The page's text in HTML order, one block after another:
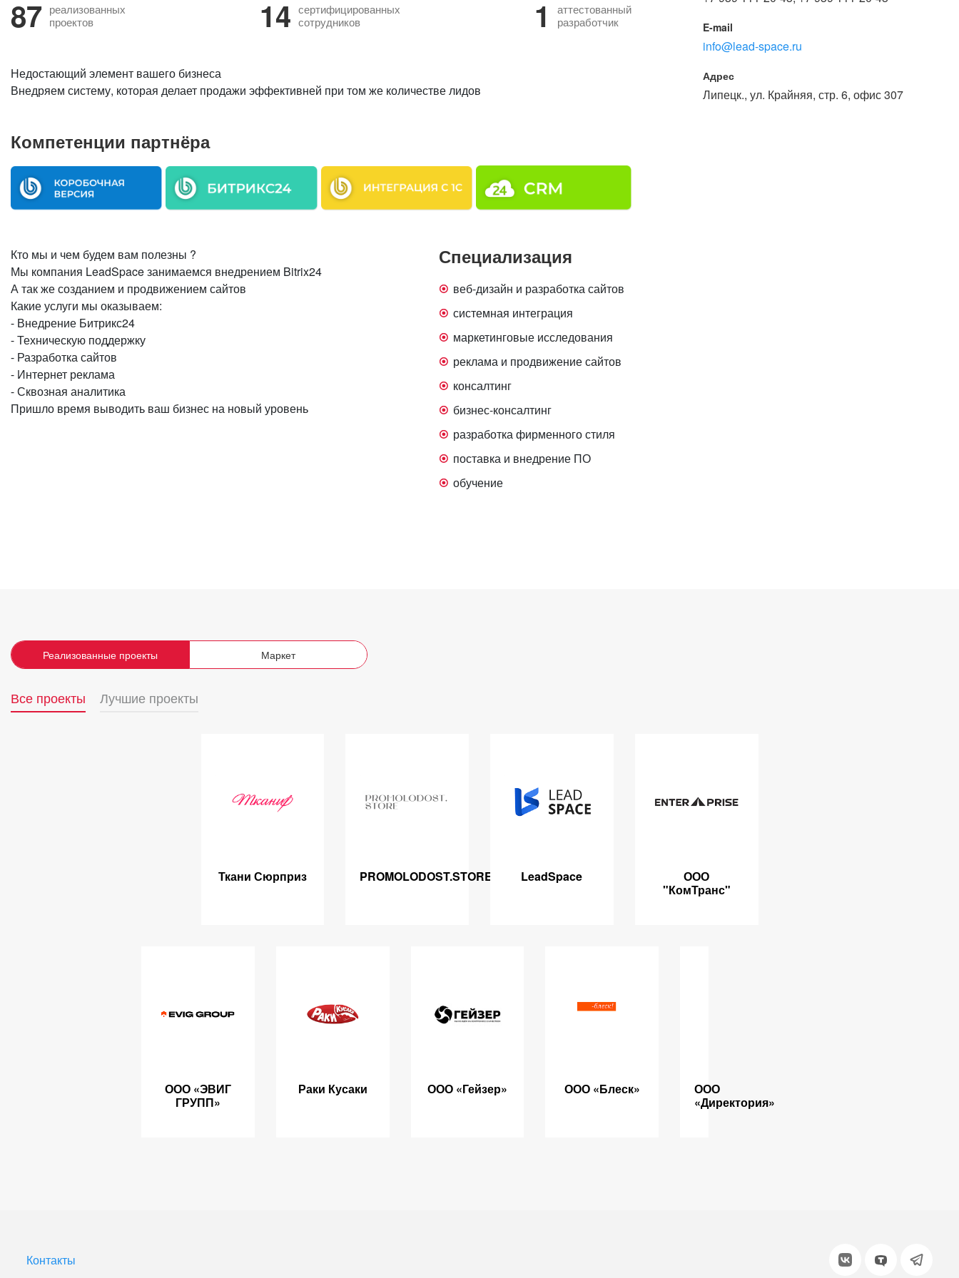
или войдите с помощью
87 реализованных
проектов
14 сертифицированных
сотрудников
1
аттестованный
разработчик
Недостающий элемент вашего бизнеса
Внедряем систему, которая делает продажи эффективней при том же количестве лидов
Компетенции партнёра
Кто мы и чем будем вам полезны ?
Мы компания LeadSpace занимаемся внедрением Bitrix24
А так же созданием и продвижением сайтов
Какие услуги мы оказываем:
⁃ Внедрение Битрикс24
⁃ Техническую поддержку
⁃ Разработка сайтов
⁃ Интернет реклама
⁃ Сквозная аналитика
Пришло время выводить ваш бизнес на новый уровень
Специализация
веб-дизайн и разработка сайтов
системная интеграция
маркетинговые исследования
реклама и продвижение сайтов
консалтинг
бизнес-консалтинг
разработка фирменного стиля
поставка и внедрение ПО
обучение
E-mail
info@lead-space.ru
Адрес
Липецк., ул. Крайняя, стр. 6, офис 307
Реализованные проекты Маркет
Все проекты Лучшие проекты
Ткани Сюрприз PROMOLODOST.STORE LeadSpace
ООО
"КомТранс"
ООО «ЭВИГ
ГРУПП»
Раки Кусаки ООО «Гейзер» ООО «Блеск»
ООО
«Директория»
Контакты